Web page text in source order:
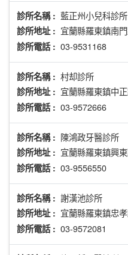
診所名稱 : 藍正州小兒科診所
診所地址 : 宜蘭縣羅東鎮南
診所電話 : 03-9531168
診所名稱 : 村却診所
診所地址 : 宜蘭縣羅東鎮中
診所電話 : 03-9572666
診所名稱 : 陳鴻政牙醫診所
診所地址 : 宜蘭縣羅東鎮興
診所電話 : 03-9556550
診所名稱 : 謝漢池診所
診所地址 : 宜蘭縣羅東鎮忠
診所電話 : 03-9572081